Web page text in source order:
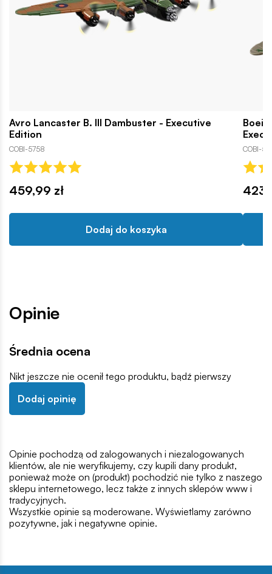
Avro Lancaster B. III Dambuster - Executive
Edition
COBI-5758
459,99 zł
Dodaj do koszyka
COBI-
Opinie
Średnia ocena
Nikt jeszcze nie ocenił tego produktu, bądź pierwszy
Dodaj opinię
Opinie pochodzą od zalogowanych i niezalogowanych
klientów, ale nie weryfikujemy, czy kupili dany produkt,
ponieważ może on (produkt) pochodzić nie tylko z naszego
sklepu internetowego, lecz także z innych sklepów www i
tradycyjnych.
Wszystkie opinie są moderowane. Wyświetlamy zarówno
pozytywne, jak i negatywne opinie.